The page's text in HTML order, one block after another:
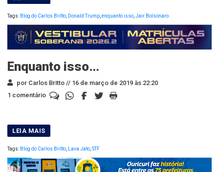
Tags: Blog do Carlos Britto Donald Trump enquanto isso Jair Bolsonaro
Enquanto isso…
por Carlos Britto // 16 de março de 2019 às 22:20
1 comentário
Tags: Blog do Carlos Britto, Lava Jato,STF